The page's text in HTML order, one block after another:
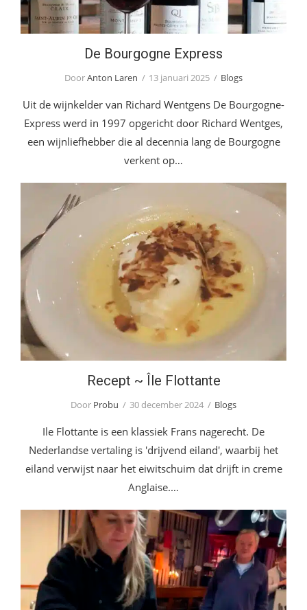
De Bourgogne Express
DoorAnton Laren 13 januari 2025 Blogs
Uit de wijnkelder van Richard Wentgens De Bourgogne-
Express werd in 1997 opgericht door Richard Wentges,
een wijnliefhebber die al decennia lang de Bourgogne
verkent op…
Recept ~ Île Flottante
Recept ~ Île Flottante
Door Probu 30 december 2024 Blogs
Ile Flottante is een klassiek Frans nagerecht. De
Nederlandse vertaling is 'drijvend eiland', waarbij het
eiland verwijst naar het eiwitschuim dat drijft in creme
Anglaise.…
Nieuw bij Anton ~ Chef Nadja van Joolen